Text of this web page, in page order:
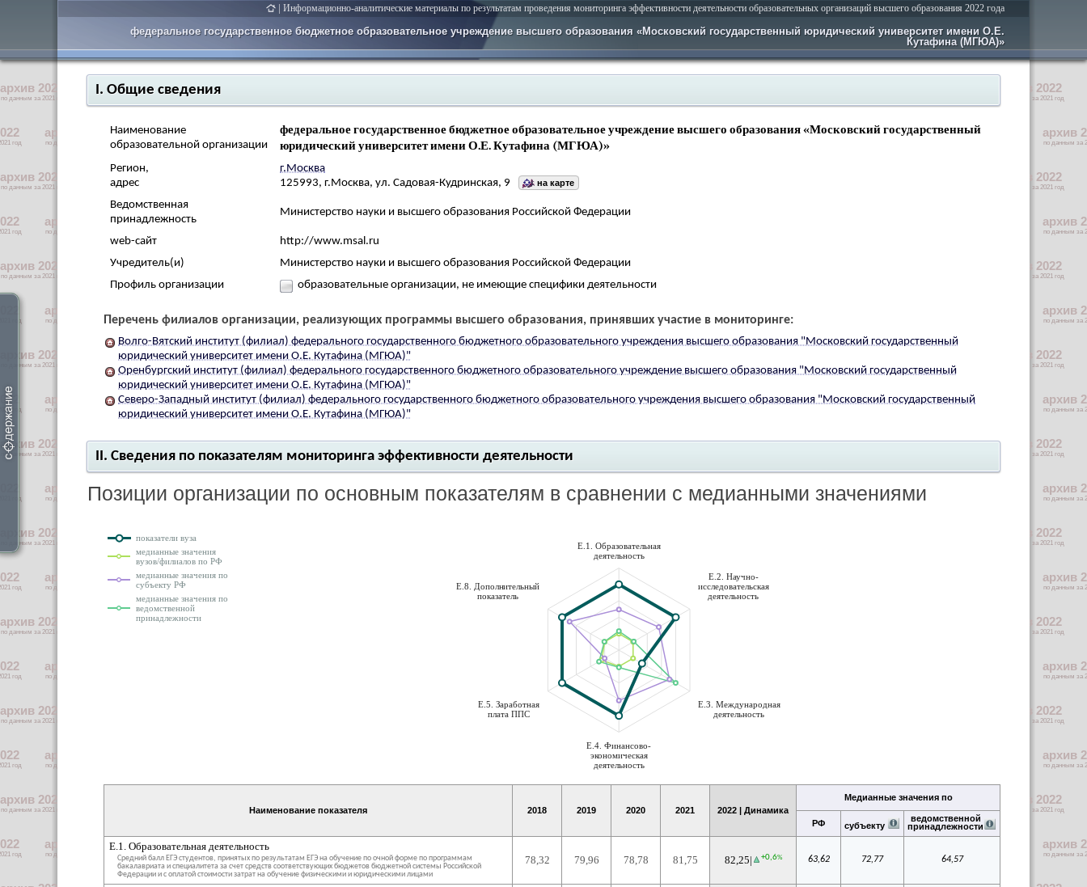
| Информационно-аналитические материалы по результатам проведения мониторинга эффективности деятельности образовательных организаций высшего образования 2022 года
федеральное государственное бюджетное образовательное учреждение высшего образования «Московский государственный юридический университет имени О.Е.
Кутафина (МГЮА)»
I. Общие сведения
Наименование
образовательной организации
федеральное государственное бюджетное образовательное учреждение высшего образования «Московский государственный
юридический университет имени О.Е. Кутафина (МГЮА)»
Регион,
адрес
г.Москва
125993, г.Москва, ул. Садовая-Кудринская, 9
на карте
Ведомственная
принадлежность
Министерство науки и высшего образования Российской Федерации
web-сайт
http://www.msal.ru
Учредитель(и)
Министерство науки и высшего образования Российской Федерации
Профиль организации
образовательные организации, не имеющие специфики деятельности
Перечень филиалов организации, реализующих программы высшего образования, принявших участие в мониторинге:
Волго-Вятский институт (филиал) федерального государственного бюджетного образовательного учреждения высшего образования "Московский государственный
юридический университет имени О.Е. Кутафина (МГЮА)"
Оренбургский институт (филиал) федерального государственного бюджетного образовательного учреждение высшего образования "Московский государственный
юридический университет имени О.Е. Кутафина (МГЮА)"
Северо-Западный институт (филиал) федерального государственного бюджетного образовательного учреждения высшего образования "Московский государственный
юридический университет имени О.Е. Кутафина (МГЮА)"
II. Сведения по показателям мониторинга эффективности деятельности
Позиции организации по основным показателям в сравнении с медианными значениями
E.1. Образовательная
деятельность
E.2. Научно-
исследовательская
деятельность
E.3. Международная
деятельность
E.4. Финансово-
экономическая
деятельность
E.5. Заработная
плата ППС
E.8. Дополнительный
показатель
показатели вуза
медианные значения
вузов/филиалов по РФ
медианные значения по
субъекту РФ
медианные значения по
ведомственной
принадлежности
Наименование показателя 2018 2019 2020 2021 2022 | Динамика
Медианные значения по
РФ субъекту
ведомственной
принадлежности
E.1. Образовательная деятельность
Средний балл ЕГЭ студентов, принятых по результатам ЕГЭ на обучение по очной форме по программам
бакалавриата и специалитета за счет средств соответствующих бюджетов бюджетной системы Российской
Федерации и с оплатой стоимости затрат на обучение физическими и юридическими лицами
78,32 79,96 78,78 81,75 82,25| +0,6% 63,62 72,77 64,57